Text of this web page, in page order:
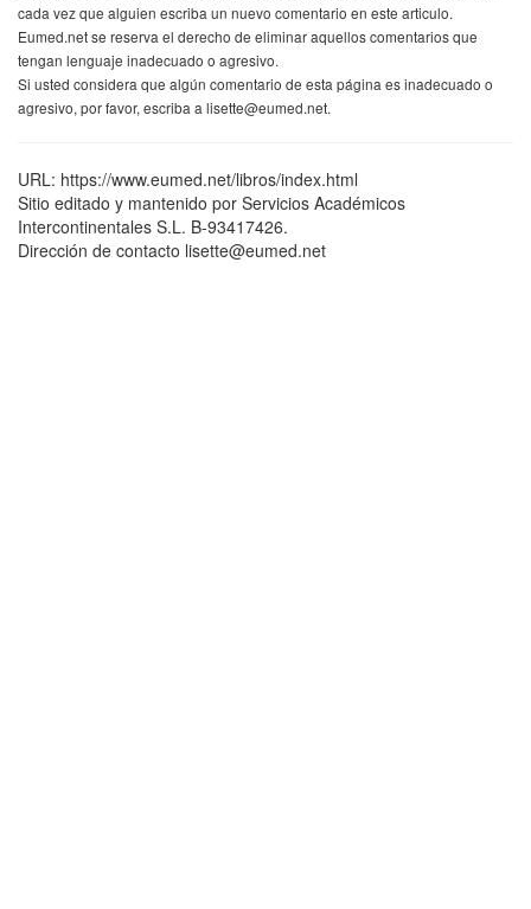
cada vez que alguien escriba un nuevo comentario en este articulo.
Eumed.net se reserva el derecho de eliminar aquellos comentarios que
tengan lenguaje inadecuado o agresivo.
Si usted considera que algún comentario de esta página es inadecuado o
agresivo, por favor, escriba a lisette@eumed.net.
URL: https://www.eumed.net/libros/index.html
Sitio editado y mantenido por Servicios Académicos
Intercontinentales S.L. B-93417426.
Dirección de contacto lisette@eumed.net